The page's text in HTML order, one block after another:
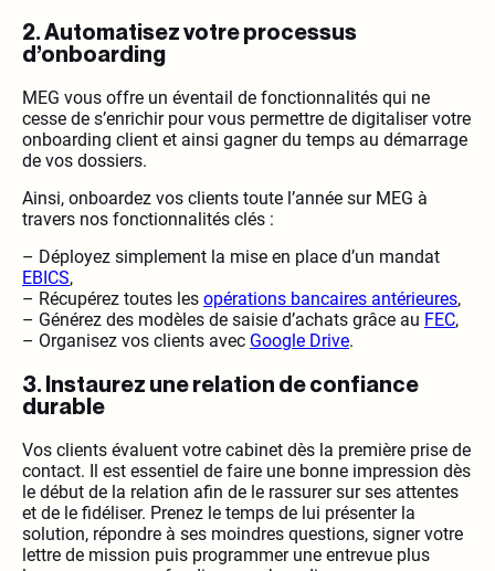
2. Automatisez votre processus
d’onboarding
MEG vous offre un éventail de fonctionnalités qui ne
cesse de s’enrichir pour vous permettre de digitaliser votre
onboarding client et ainsi gagner du temps au démarrage
de vos dossiers.
Ainsi, onboardez vos clients toute l’année sur MEG à
travers nos fonctionnalités clés :
– Déployez simplement la mise en place d’un mandat
EBICS,
– Récupérez toutes les opérations bancaires antérieures,
– Générez des modèles de saisie d’achats grâce au FEC,
– Organisez vos clients avec Google Drive.
3. Instaurez une relation de confiance
durable
Vos clients évaluent votre cabinet dès la première prise de
contact. Il est essentiel de faire une bonne impression dès
le début de la relation afin de le rassurer sur ses attentes
et de le fidéliser. Prenez le temps de lui présenter la
solution, répondre à ses moindres questions, signer votre
lettre de mission puis programmer une entrevue plus